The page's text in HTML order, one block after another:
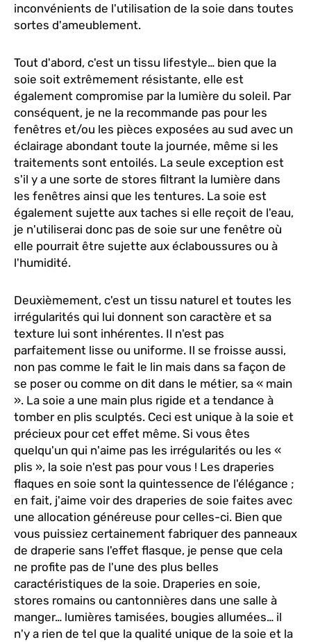
inconvénients de l'utilisation de la soie dans toutes
sortes d'ameublement.
Tout d'abord, c'est un tissu lifestyle… bien que la
soie soit extrêmement résistante, elle est
également compromise par la lumière du soleil. Par
conséquent, je ne la recommande pas pour les
fenêtres et/ou les pièces exposées au sud avec un
éclairage abondant toute la journée, même si les
traitements sont entoilés. La seule exception est
s'il y a une sorte de stores filtrant la lumière dans
les fenêtres ainsi que les tentures. La soie est
également sujette aux taches si elle reçoit de l'eau,
je n'utiliserai donc pas de soie sur une fenêtre où
elle pourrait être sujette aux éclaboussures ou à
l'humidité.
Deuxièmement, c'est un tissu naturel et toutes les
irrégularités qui lui donnent son caractère et sa
texture lui sont inhérentes. Il n'est pas
parfaitement lisse ou uniforme. Il se froisse aussi,
non pas comme le fait le lin mais dans sa façon de
se poser ou comme on dit dans le métier, sa « main
». La soie a une main plus rigide et a tendance à
tomber en plis sculptés. Ceci est unique à la soie et
précieux pour cet effet même. Si vous êtes
quelqu'un qui n'aime pas les irrégularités ou les «
plis », la soie n'est pas pour vous ! Les draperies
flaques en soie sont la quintessence de l'élégance ;
en fait, j'aime voir des draperies de soie faites avec
une allocation généreuse pour celles-ci. Bien que
vous puissiez certainement fabriquer des panneaux
de draperie sans l'effet flasque, je pense que cela
ne profite pas de l'une des plus belles
caractéristiques de la soie. Draperies en soie,
stores romains ou cantonnières dans une salle à
manger… lumières tamisées, bougies allumées… il
n'y a rien de tel que la qualité unique de la soie et la